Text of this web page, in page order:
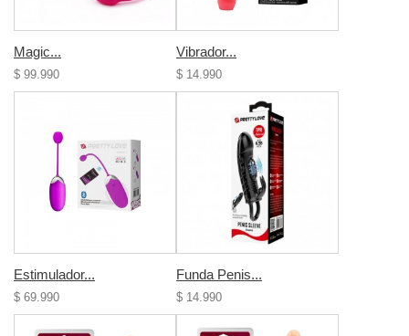
Magic...
$ 99.990
Vibrador...
$ 14.990
Estimulador...
$ 69.990
Funda Penis...
$ 14.990